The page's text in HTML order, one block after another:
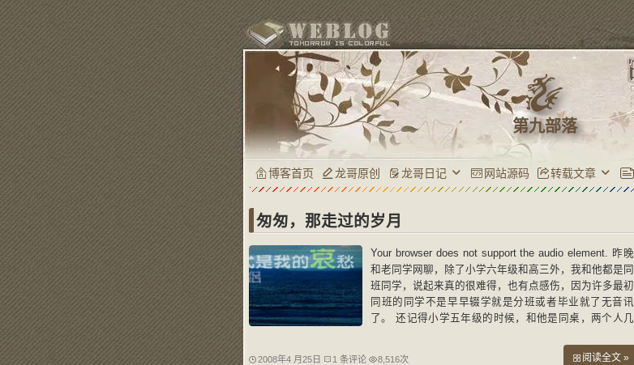
第九部落
博客首页 龙哥原创 龙哥日记 网站源码 转载文章
匆匆，那走过的岁月
Your browser does not support the audio element. 昨晚
和老同学网聊，除了小学六年级和高三外，我和他都是同
班同学，说起来真的很难得，也有点感伤，因为许多最初
同班的同学不是早早辍学就是分班或者毕业就了无音讯
了。 还记得小学五年级的时候，和他是同桌，两个人几
2008年4 月25日 1 条评论 8,516次 阅读全文 »